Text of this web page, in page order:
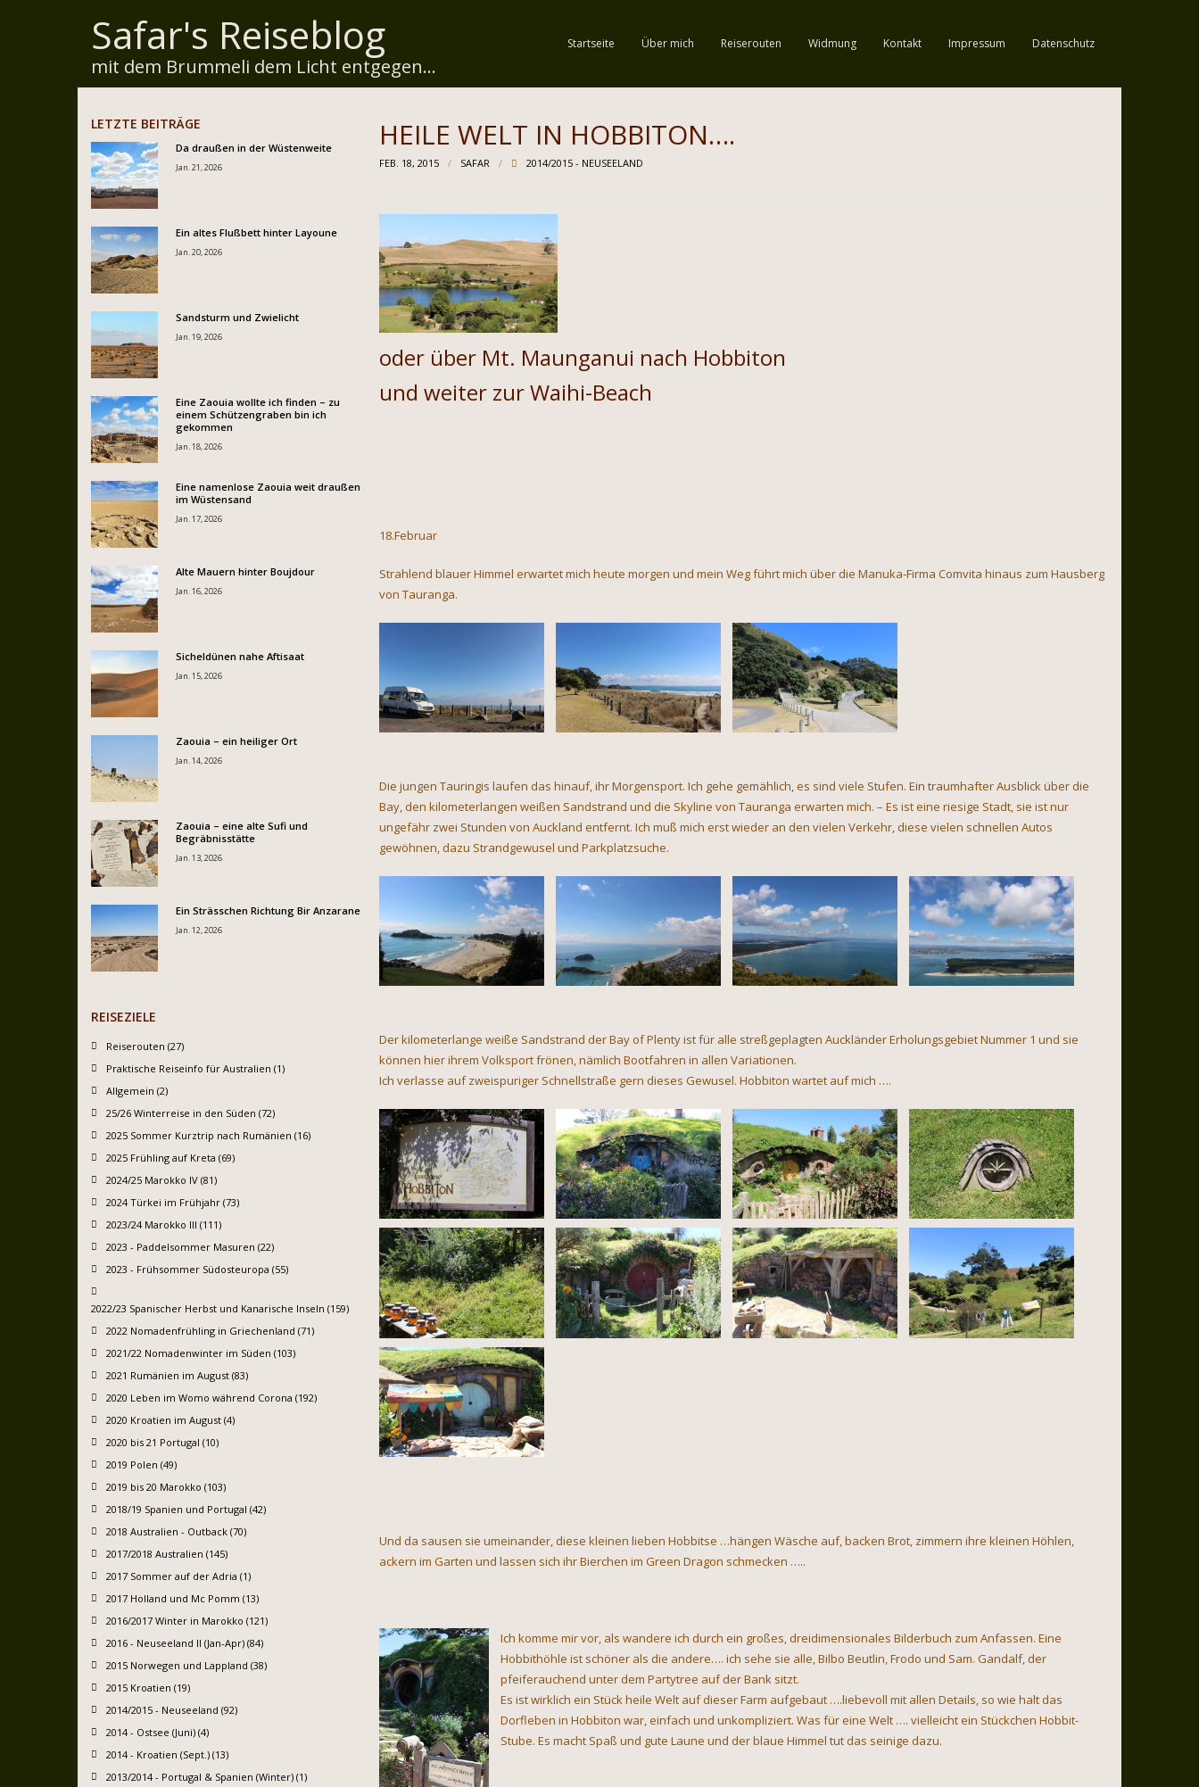
Safar's Reiseblog
mit dem Brummeli dem Licht entgegen...
Startseite Über mich Reiserouten Widmung Kontakt Impressum Datenschutz
HEILE WELT IN HOBBITON….
FEB. 18, 2015 SAFAR 2014/2015 - NEUSEELAND
oder über Mt. Maunganui nach Hobbiton
und weiter zur Waihi-Beach
18.Februar
Strahlend blauer Himmel erwartet mich heute morgen und mein Weg führt mich über die Manuka-Firma Comvita hinaus zum Hausberg
von Tauranga.
Die jungen Tauringis laufen das hinauf, ihr Morgensport. Ich gehe gemählich, es sind viele Stufen. Ein traumhafter Ausblick über die
Bay, den kilometerlangen weißen Sandstrand und die Skyline von Tauranga erwarten mich. – Es ist eine riesige Stadt, sie ist nur
ungefähr zwei Stunden von Auckland entfernt. Ich muß mich erst wieder an den vielen Verkehr, diese vielen schnellen Autos
gewöhnen, dazu Strandgewusel und Parkplatzsuche.
Der kilometerlange weiße Sandstrand der Bay of Plenty ist für alle streßgeplagten Auckländer Erholungsgebiet Nummer 1 und sie
können hier ihrem Volksport frönen, nämlich Bootfahren in allen Variationen.
Ich verlasse auf zweispuriger Schnellstraße gern dieses Gewusel. Hobbiton wartet auf mich ….
Und da sausen sie umeinander, diese kleinen lieben Hobbitse …hängen Wäsche auf, backen Brot, zimmern ihre kleinen Höhlen,
ackern im Garten und lassen sich ihr Bierchen im Green Dragon schmecken …..
Ich komme mir vor, als wandere ich durch ein großes, dreidimensionales Bilderbuch zum Anfassen. Eine
Hobbithöhle ist schöner als die andere…. ich sehe sie alle, Bilbo Beutlin, Frodo und Sam. Gandalf, der
pfeiferauchend unter dem Partytree auf der Bank sitzt.
Es ist wirklich ein Stück heile Welt auf dieser Farm aufgebaut ….liebevoll mit allen Details, so wie halt das
Dorfleben in Hobbiton war, einfach und unkompliziert. Was für eine Welt …. vielleicht ein Stückchen Hobbit-
Stube. Es macht Spaß und gute Laune und der blaue Himmel tut das seinige dazu.
LETZTE BEITRÄGE
Da draußen in der Wüstenweite
Jan. 21, 2026
Ein altes Flußbett hinter Layoune
Jan. 20, 2026
Sandsturm und Zwielicht
Jan. 19, 2026
Eine Zaouia wollte ich finden – zu
einem Schützengraben bin ich
gekommen
Jan. 18, 2026
Eine namenlose Zaouia weit draußen
im Wüstensand
Jan. 17, 2026
Alte Mauern hinter Boujdour
Jan. 16, 2026
Sicheldünen nahe Aftisaat
Jan. 15, 2026
Zaouia – ein heiliger Ort
Jan. 14, 2026
Zaouia – eine alte Sufi und
Begräbnisstätte
Jan. 13, 2026
Ein Strässchen Richtung Bir Anzarane
Jan. 12, 2026
REISEZIELE
Reiserouten (27)
Praktische Reiseinfo für Australien (1)
Allgemein (2)
25/26 Winterreise in den Süden (72)
2025 Sommer Kurztrip nach Rumänien (16)
2025 Frühling auf Kreta (69)
2024/25 Marokko IV (81)
2024 Türkei im Frühjahr (73)
2023/24 Marokko III (111)
2023 - Paddelsommer Masuren (22)
2023 - Frühsommer Südosteuropa (55)
2022/23 Spanischer Herbst und Kanarische Inseln (159)
2022 Nomadenfrühling in Griechenland (71)
2021/22 Nomadenwinter im Süden (103)
2021 Rumänien im August (83)
2020 Leben im Womo während Corona (192)
2020 Kroatien im August (4)
2020 bis 21 Portugal (10)
2019 Polen (49)
2019 bis 20 Marokko (103)
2018/19 Spanien und Portugal (42)
2018 Australien - Outback (70)
2017/2018 Australien (145)
2017 Sommer auf der Adria (1)
2017 Holland und Mc Pomm (13)
2016/2017 Winter in Marokko (121)
2016 - Neuseeland II (Jan-Apr) (84)
2015 Norwegen und Lappland (38)
2015 Kroatien (19)
2014/2015 - Neuseeland (92)
2014 - Ostsee (Juni) (4)
2014 - Kroatien (Sept.) (13)
2013/2014 - Portugal & Spanien (Winter) (1)